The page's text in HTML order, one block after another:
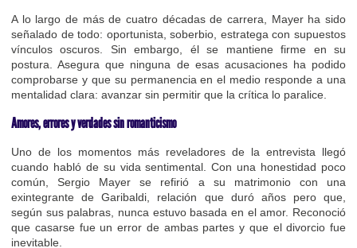
A lo largo de más de cuatro décadas de carrera, Mayer ha sido
señalado de todo: oportunista, soberbio, estratega con supuestos
vínculos oscuros. Sin embargo, él se mantiene firme en su
postura. Asegura que ninguna de esas acusaciones ha podido
comprobarse y que su permanencia en el medio responde a una
mentalidad clara: avanzar sin permitir que la crítica lo paralice.
Amores, errores y verdades sin romanticismo
Uno de los momentos más reveladores de la entrevista llegó
cuando habló de su vida sentimental. Con una honestidad poco
común, Sergio Mayer se refirió a su matrimonio con una
exintegrante de Garibaldi, relación que duró años pero que,
según sus palabras, nunca estuvo basada en el amor. Reconoció
que casarse fue un error de ambas partes y que el divorcio fue
inevitable.